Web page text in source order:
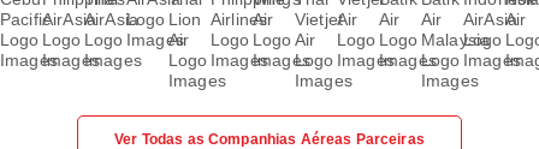
Ver Todas as Companhias Aéreas Parceiras